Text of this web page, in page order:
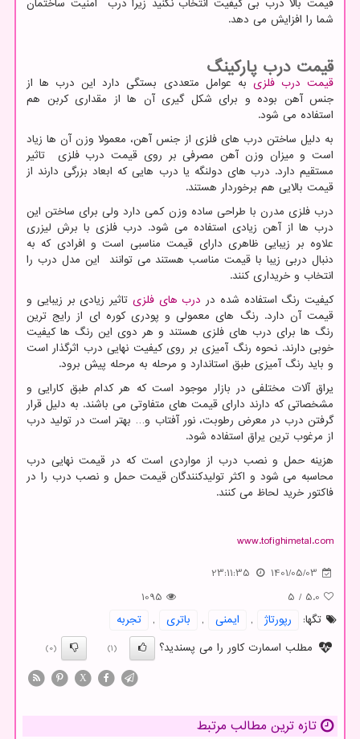
قیمت بالا درب بی کیفیت انتخاب نکنید زیرا درب امنیت ساختمان
شما را افزایش می دهد.
قیمت درب پارکینگ
قیمت درب فلزی به عوامل متعددی بستگی دارد این درب ها از
جنس آهن بوده و برای شکل گیری آن ها از مقداری کربن هم
استفاده می شود.
به دلیل ساختن درب های فلزی از جنس آهن، معمولا وزن آن ها زیاد
است و میزان وزن آهن مصرفی بر روی قیمت درب فلزی تاثیر
مستقیم دارد. درب های دولنگه یا درب هایی که ابعاد بزرگی دارند از
قیمت بالایی هم برخوردار هستند.
درب فلزی مدرن با طراحی ساده وزن کمی دارد ولی برای ساختن این
درب ها از آهن زیادی استفاده می شود. درب فلزی با برش لیزری
علاوه بر زیبایی ظاهری دارای قیمت مناسبی است و افرادی که به
دنبال دربی زیبا با قیمت مناسب هستند می توانند این مدل درب را
انتخاب و خریداری کنند.
کیفیت رنگ استفاده شده در درب های فلزی تاثیر زیادی بر زیبایی و
قیمت آن دارد. رنگ های معمولی و پودری کوره ای از رایج ترین
رنگ ها برای درب های فلزی هستند و هر دوی این رنگ ها کیفیت
خوبی دارند. نحوه رنگ آمیزی بر روی کیفیت نهایی درب اثرگذار است
و باید رنگ آمیزی طبق استاندارد و مرحله به مرحله پیش برود.
یراق آلات مختلفی در بازار موجود است که هر کدام طبق کارایی و
مشخصاتی که دارند دارای قیمت های متفاوتی می باشند. به دلیل قرار
گرفتن درب در معرض رطوبت، نور آفتاب و… بهتر است در تولید درب
از مرغوب ترین یراق استفاده شود.
هزینه حمل و نصب درب از مواردی است که در قیمت نهایی درب
محاسبه می شود و اکثر تولیدکنندگان قیمت حمل و نصب درب را در
فاکتور خرید لحاظ می کنند.
www.tofighimetal.com
1401/05/03
23:11:35
5.0
/
5
1095
تگها:
رپورتاژ , ایمنی , باتری ,
تجربه
مطلب اسمارت کاور را می پسندید؟
(1)
(0)
X
تازه ترین مطالب مرتبط